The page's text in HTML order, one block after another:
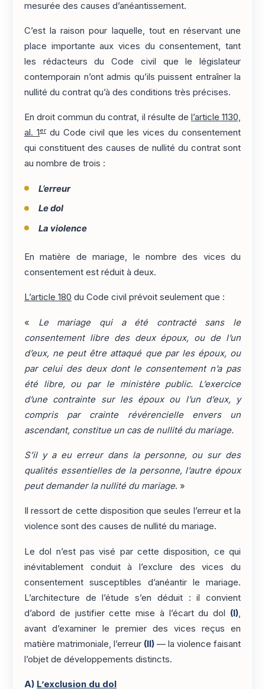
mesurée des causes d’anéantissement.
C’est la raison pour laquelle, tout en réservant une
place importante aux vices du consentement, tant
les rédacteurs du Code civil que le législateur
contemporain n’ont admis qu’ils puissent entraîner la
nullité du contrat qu’à des conditions très précises.
En droit commun du contrat, il résulte de l’article 1130,
al. 1 er du Code civil que les vices du consentement
qui constituent des causes de nullité du contrat sont
au nombre de trois :
L’erreur
Le dol
La violence
En matière de mariage, le nombre des vices du
consentement est réduit à deux.
L’article 180 du Code civil prévoit seulement que :
« Le mariage qui a été contracté sans le
consentement libre des deux époux, ou de l’un
d’eux, ne peut être attaqué que par les époux, ou
par celui des deux dont le consentement n’a pas
été libre, ou par le ministère public. L’exercice
d’une contrainte sur les époux ou l’un d’eux, y
compris par crainte révérencielle envers un
ascendant, constitue un cas de nullité du mariage.
S’il y a eu erreur dans la personne, ou sur des
qualités essentielles de la personne, l’autre époux
peut demander la nullité du mariage. »
Il ressort de cette disposition que seules l’erreur et la
violence sont des causes de nullité du mariage.
Le dol n’est pas visé par cette disposition, ce qui
inévitablement conduit à l’exclure des vices du
consentement susceptibles d’anéantir le mariage.
L’architecture de l’étude s’en déduit : il convient
d’abord de justifier cette mise à l’écart du dol (I),
avant d’examiner le premier des vices reçus en
matière matrimoniale, l’erreur (II) — la violence faisant
l’objet de développements distincts.
A) L’exclusion du dol